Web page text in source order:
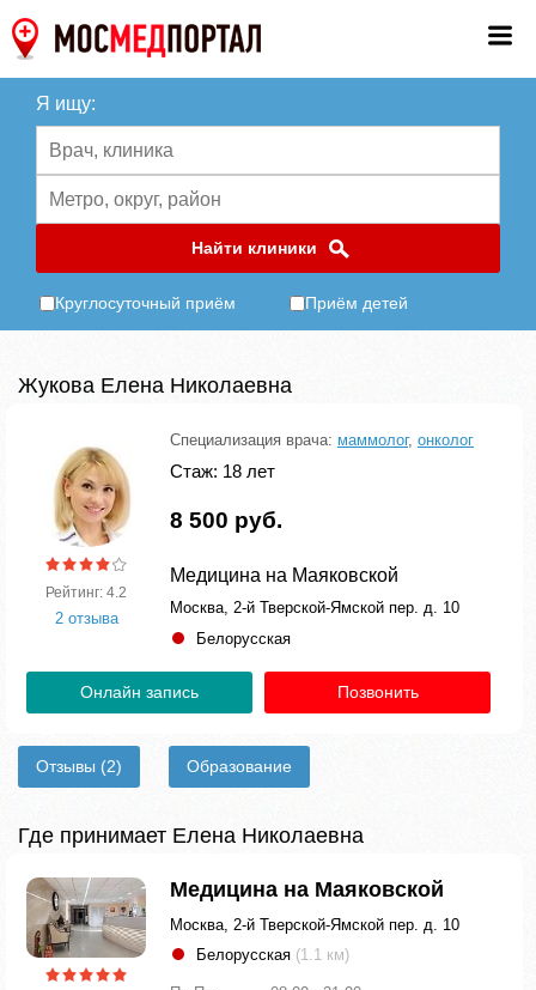
Я ищу:
Найти клиники
Круглосуточный приём Приём детей
Жукова Елена Николаевна
Рейтинг: 4.2
2 отзыва
Специализация врача: маммолог, онколог
Стаж: 18 лет
8 500 руб.
Медицина на Маяковской
Москва, 2-й Тверской-Ямской пер. д. 10
Белорусская
Онлайн запись Позвонить
Отзывы (2) Образование
Где принимает Елена Николаевна
Медицина на Маяковской
Москва, 2-й Тверской-Ямской пер. д. 10
Белорусская (1.1 км)